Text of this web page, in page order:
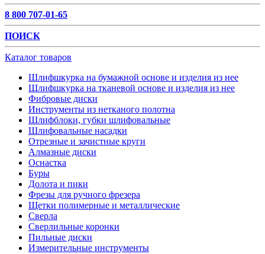
8 800 707-01-65
ПОИСК
Каталог товаров
Шлифшкурка на бумажной основе и изделия из нее
Шлифшкурка на тканевой основе и изделия из нее
Фибровые диски
Инструменты из нетканого полотна
Шлифблоки, губки шлифовальные
Шлифовальные насадки
Отрезные и зачистные круги
Алмазные диски
Оснастка
Буры
Долота и пики
Фрезы для ручного фрезера
Щетки полимерные и металлические
Сверла
Сверлильные коронки
Пильные диски
Измерительные инструменты